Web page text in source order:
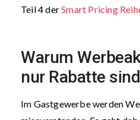
Teil 4 derSmart Pricing
Warum
nur Rabatte sind
Im Gastgewerbe werden